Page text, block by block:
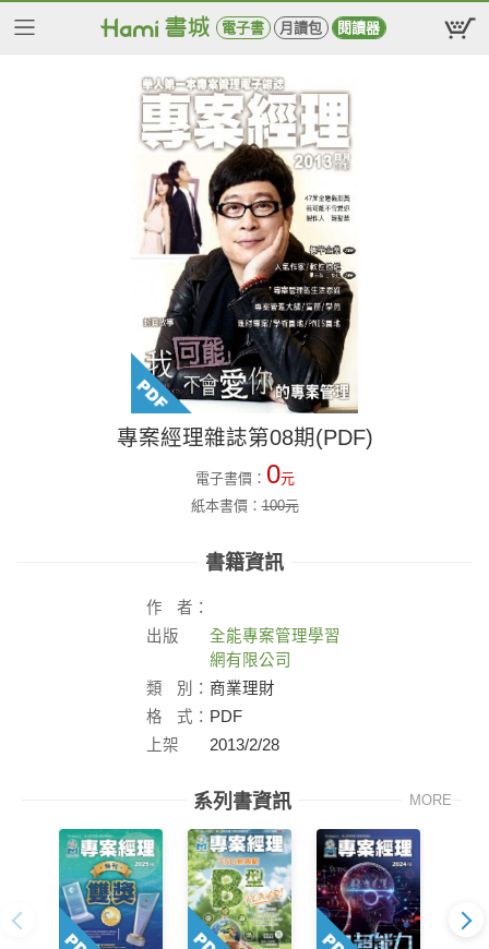
電子書 月讀包 閱讀器
專案經理雜誌第08期(PDF)
電子書價： 0元
紙本書價：100元
書籍資訊
作
者：
出版
全能專案管理學習
網有限公司
類
別： 商業理財
格
式： PDF
上架
2013/2/28
系列書資訊 MORE